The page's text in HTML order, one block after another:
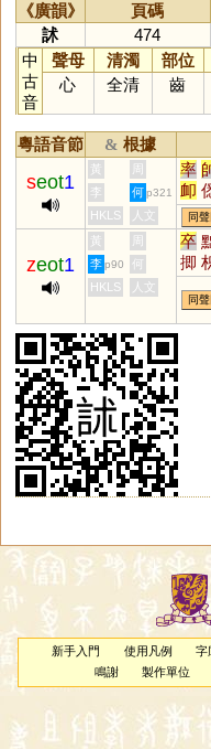
《廣韻》 頁碼
訹
474
中
古
音
聲母 清濁 部位
心
全清 齒
粵語音節 & 根據
seot1
黃 周 率
卹
李 何 p321
HKLS 人文 同
zeot1
黃 周 卒
揤
李 p90
何
HKLS
人文
同
新手入門 使用凡例 字
鳴謝
製作單位